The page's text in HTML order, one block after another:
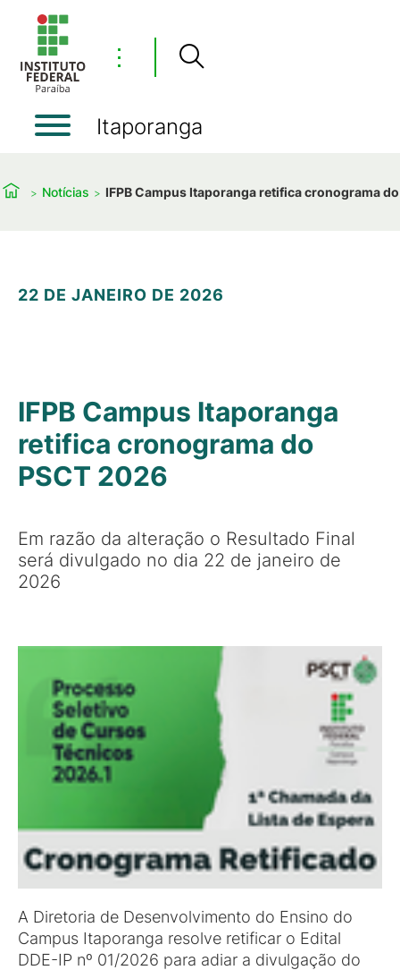
⋮
Itaporanga
Notícias IFPB Campus Itaporanga retifica cronograma
22 DE JANEIRO DE 2026
IFPB Campus Itaporanga
retifica cronograma do
PSCT 2026
Em razão da alteração o Resultado Final
será divulgado no dia 22 de janeiro de
2026
A Diretoria de Desenvolvimento do Ensino do
Campus Itaporanga resolve retificar o Edital
DDE-IP nº 01/2026 para adiar a divulgação do